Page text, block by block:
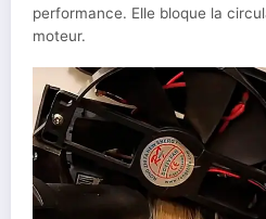
performance. Elle bloque la
moteur.